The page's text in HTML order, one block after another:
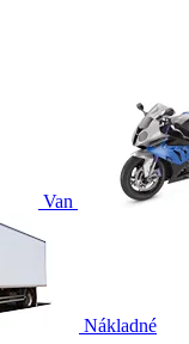
Van
Nákladné